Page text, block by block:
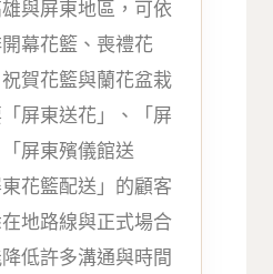
與屏東地區，可依
幕花籃、喪禮花
賀花籃與蘭花盆栽
屏東送花」、「屏
屏東殯儀館送
花籃配送」的顧客
地路線與正式場合
低許多溝通與時間